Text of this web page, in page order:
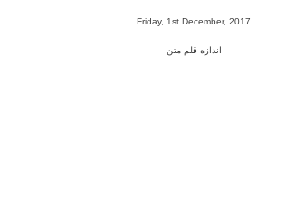
Friday, 1st December, 2017
اندازه قلم متن